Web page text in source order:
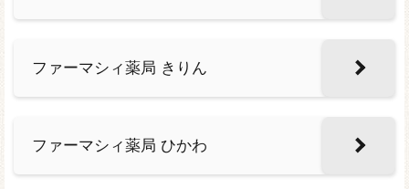
ファーマシィ薬局 きりん
ファーマシィ薬局 ひかわ